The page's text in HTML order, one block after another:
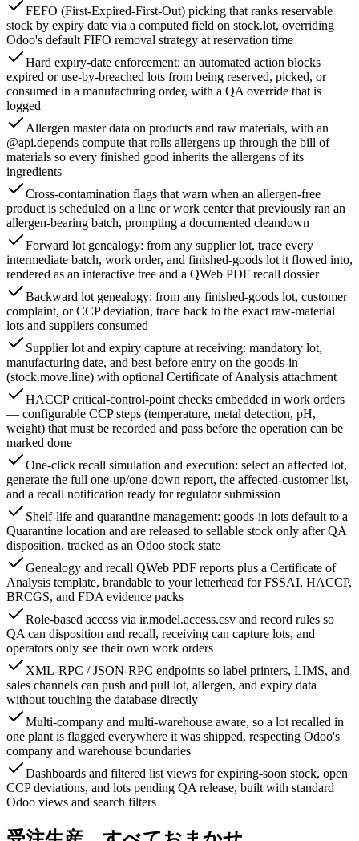
FEFO (First-Expired-First-Out) picking that ranks reservable
stock by expiry date via a computed field on stock.lot, overriding
Odoo's default FIFO removal strategy at reservation time
Hard expiry-date enforcement: an automated action blocks
expired or use-by-breached lots from being reserved, picked, or
consumed in a manufacturing order, with a QA override that is
logged
Allergen master data on products and raw materials, with an
@api.depends compute that rolls allergens up through the bill of
materials so every finished good inherits the allergens of its
ingredients
Cross-contamination flags that warn when an allergen-free
product is scheduled on a line or work center that previously ran an
allergen-bearing batch, prompting a documented cleandown
Forward lot genealogy: from any supplier lot, trace every
intermediate batch, work order, and finished-goods lot it flowed into,
rendered as an interactive tree and a QWeb PDF recall dossier
Backward lot genealogy: from any finished-goods lot, customer
complaint, or CCP deviation, trace back to the exact raw-material
lots and suppliers consumed
Supplier lot and expiry capture at receiving: mandatory lot,
manufacturing date, and best-before entry on the goods-in
(stock.move.line) with optional Certificate of Analysis attachment
HACCP critical-control-point checks embedded in work orders
— configurable CCP steps (temperature, metal detection, pH,
weight) that must be recorded and pass before the operation can be
marked done
One-click recall simulation and execution: select an affected lot,
generate the full one-up/one-down report, the affected-customer list,
and a recall notification ready for regulator submission
Shelf-life and quarantine management: goods-in lots default to a
Quarantine location and are released to sellable stock only after QA
disposition, tracked as an Odoo stock state
Genealogy and recall QWeb PDF reports plus a Certificate of
Analysis template, brandable to your letterhead for FSSAI, HACCP,
BRCGS, and FDA evidence packs
Role-based access via ir.model.access.csv and record rules so
QA can disposition and recall, receiving can capture lots, and
operators only see their own work orders
XML-RPC / JSON-RPC endpoints so label printers, LIMS, and
sales channels can push and pull lot, allergen, and expiry data
without touching the database directly
Multi-company and multi-warehouse aware, so a lot recalled in
one plant is flagged everywhere it was shipped, respecting Odoo's
company and warehouse boundaries
Dashboards and filtered list views for expiring-soon stock, open
CCP deviations, and lots pending QA release, built with standard
Odoo views and search filters